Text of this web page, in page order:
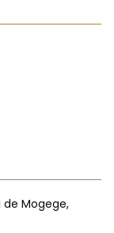
de Mogege,